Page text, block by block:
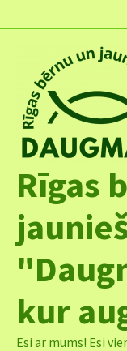
to
Rīgas
kur
Esi ar mums! Esi